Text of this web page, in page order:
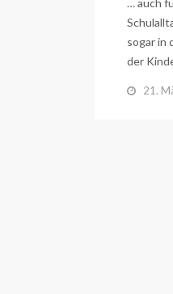
… auch
sogar in
der
21.